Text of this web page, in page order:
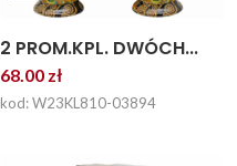
2 PROM.KPL. DWÓCH...
68.00 zł
kod: W23KL810-03894